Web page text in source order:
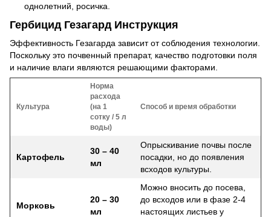
однолетний, росичка.
Гербицид Гезагард Инструкция
Эффективность Гезагарда зависит от соблюдения технологии.
Поскольку это почвенный препарат, качество подготовки поля
и наличие влаги являются решающими факторами.
Культура
Норма
расхода
(на 1
сотку / 5 л
воды)
Способ и время обработки
Картофель
30 – 40
мл
Опрыскивание почвы после
посадки, но до появления
всходов культуры.
Морковь
20 – 30
мл
Можно вносить до посева,
до всходов или в фазе 2-4
настоящих листьев у